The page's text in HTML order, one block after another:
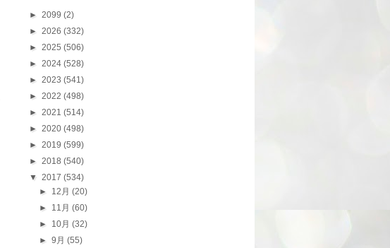
► 2099 (2)
► 2026 (332)
► 2025 (506)
► 2024 (528)
► 2023 (541)
► 2022 (498)
► 2021 (514)
► 2020 (498)
► 2019 (599)
► 2018 (540)
▼ 2017 (534)
► 12月(20)
► 11月(60)
► 10月(32)
►9月(55)